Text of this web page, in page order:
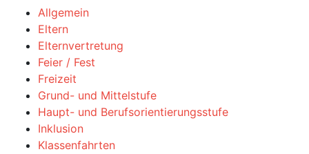
Allgemein
Eltern
Elternvertretung
Feier / Fest
Freizeit
Grund- und Mittelstufe
Haupt- und Berufsorientierungsstufe
Inklusion
Klassenfahrten